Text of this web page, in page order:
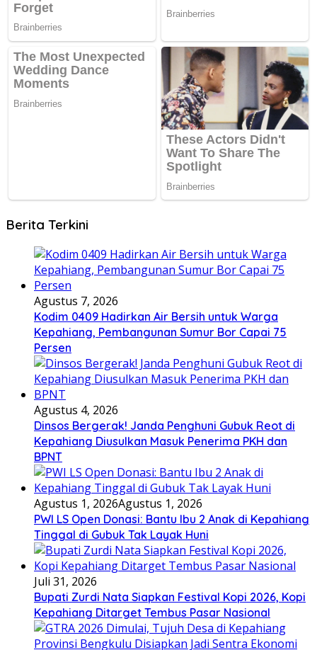
Berita Terkini
Agustus 7, 2026
Kodim 0409 Hadirkan Air Bersih untuk Warga
Kepahiang, Pembangunan Sumur Bor Capai 75
Persen
Agustus 4, 2026
Dinsos Bergerak! Janda Penghuni Gubuk Reot di
Kepahiang Diusulkan Masuk Penerima PKH dan
BPNT
Agustus 1, 2026Agustus 1, 2026
PWI LS Open Donasi: Bantu Ibu 2 Anak di Kepahiang
Tinggal di Gubuk Tak Layak Huni
Juli 31, 2026
Bupati Zurdi Nata Siapkan Festival Kopi 2026, Kopi
Kepahiang Ditarget Tembus Pasar Nasional